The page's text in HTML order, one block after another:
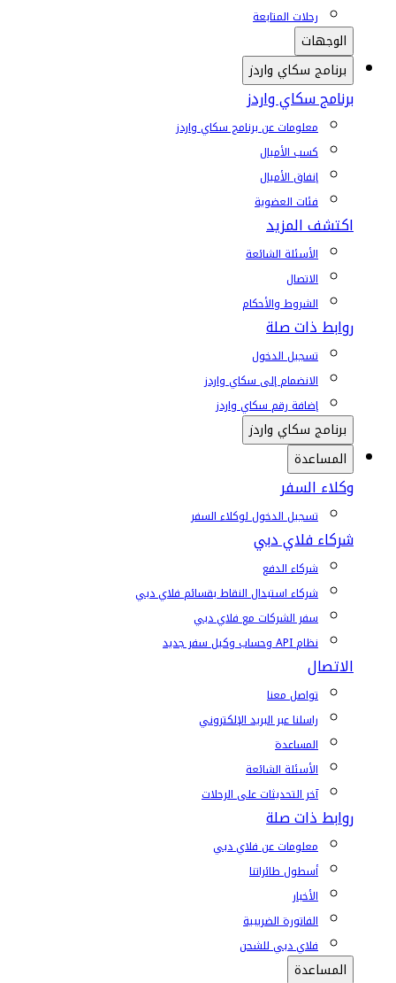
رحلات المتابعة
الوجهات
برنامج سكاي واردز
برنامج سكاي واردز
معلومات عن برنامج سكاي واردز
كسب الأميال
إنفاق الأميال
فئات العضوية
اكتشف المزيد
الأسئلة الشائعة
الاتصال
الشروط والأحكام
روابط ذات صلة
تسجيل الدخول
الانضمام إلى سكاي واردز
إضافة رقم سكاي واردز
برنامج سكاي واردز
المساعدة
وكلاء السفر
تسجيل الدخول لوكلاء السفر
شركاء فلاي دبي
شركاء الدفع
شركاء استبدال النقاط بقسائم فلاي دبي
سفر الشركات مع فلاي دبي
نظام API وحساب وكيل سفر جديد
الاتصال
تواصل معنا
راسلنا عبر البريد الإلكتروني
المساعدة
الأسئلة الشائعة
آخر التحديثات على الرحلات
روابط ذات صلة
معلومات عن فلاي دبي
أسطول طائراتنا
الأخبار
الفاتورة الضريبية
فلاي دبي للشحن
المساعدة